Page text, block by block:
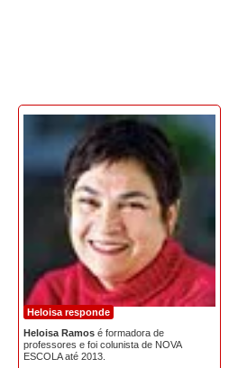
Heloisa responde
Heloisa Ramos é formadora de
professores e foi colunista de NOVA
ESCOLA até 2013.